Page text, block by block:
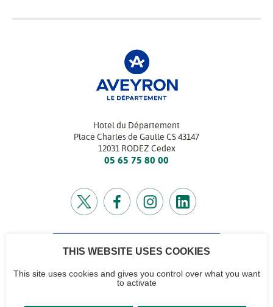
Hôtel du Département
Place Charles de Gaulle CS 43147
12031 RODEZ Cedex
05 65 75 80 00
CONTACTEZ-NOUS
THIS WEBSITE USES COOKIES
This site uses cookies and gives you control over what you want
to activate